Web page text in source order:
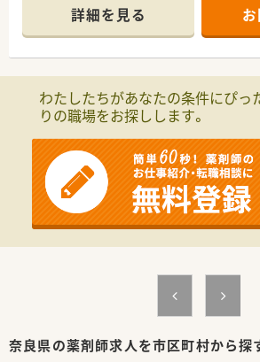
■ボトムアップを大切にする会社です。
発表チーム、マニュアルチームなど手上
たい仕事をしてもらいながら社内を活
す。
育休取得・復帰率100％、平均残業時間7
業員満足度は非常に高いです。
■ボトムアップ・地域連携・ライフワーク
る結果、「優良企業ガイド 2018」にて奈
詳細を見る
わたしたちがあなたの条件にぴっ
りの職場をお探しします。
奈良県の薬剤師求人を市区町村から探